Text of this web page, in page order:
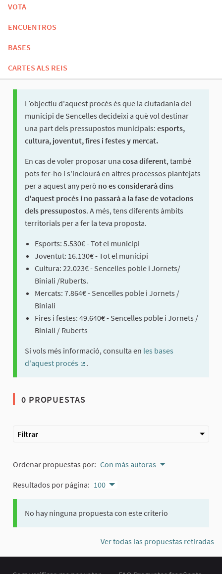
VOTA
ENCUENTROS
BASES
CARTES ALS REIS
L’objectiu d'aquest procés és que la ciutadania del
municipi de Sencelles decideixi a què vol destinar
una part dels pressupostos municipals: esports,
cultura, joventut, fires i festes y mercat.
En cas de voler proposar una cosa diferent, també
pots fer-ho i s'inclourà en altres processos plantejats
per a aquest any però no es considerarà dins
d'aquest procés i no passarà a la fase de votacions
dels pressupostos. A més, tens diferents àmbits
territorials per a fer la teva proposta.
Esports: 5.530€ - Tot el municipi
Joventut: 16.130€ - Tot el municipi
Cultura: 22.023€ - Sencelles poble i Jornets/
Biniali /Ruberts.
Mercats: 7.864€ - Sencelles poble i Jornets /
Biniali
Fires i festes: 49.640€ - Sencelles poble i Jornets /
Biniali / Ruberts
Si vols més informació, consulta en les bases
d'aquest procés
.
0 PROPUESTAS
Filtrar
Ordenar propuestas por: Con más autoras
Resultados por página: 100
No hay ninguna propuesta con este criterio
Ver todas las propuestas retiradas